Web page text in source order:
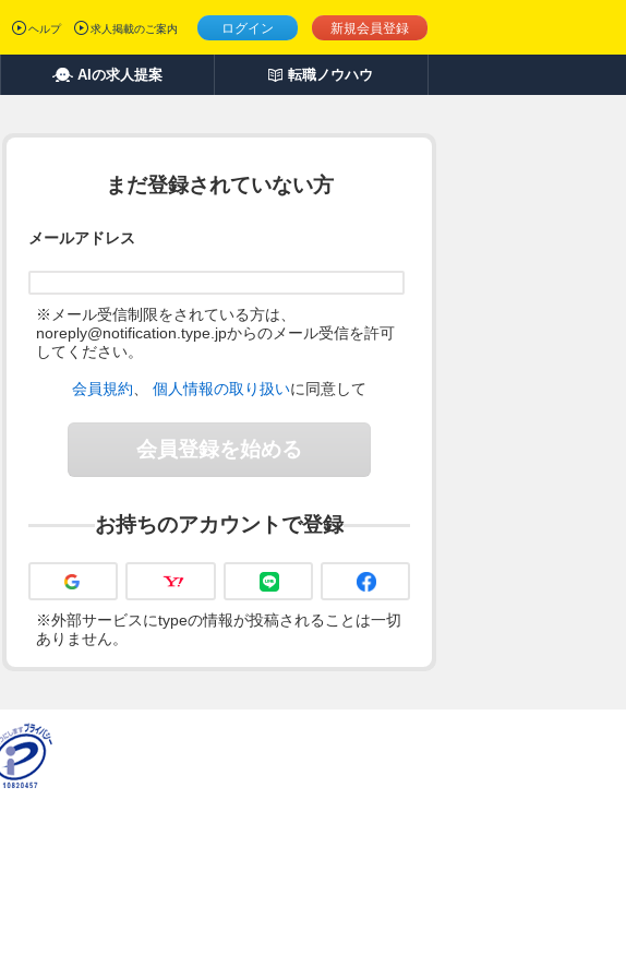
ログイン 新規会員登録
ヘルプ 求人掲載のご案内
AIの求人提案 転職ノウハウ
まだ登録されていない方
メールアドレス
※メール受信制限をされている方は、
noreply@notification.type.jpからのメール受信を許可
してください。
会員規約 個人情報の取り扱いに同意して
会員登録を始める
お持ちのアカウントで登録
※外部サービスにtypeの情報が投稿されることは一切
ありません。